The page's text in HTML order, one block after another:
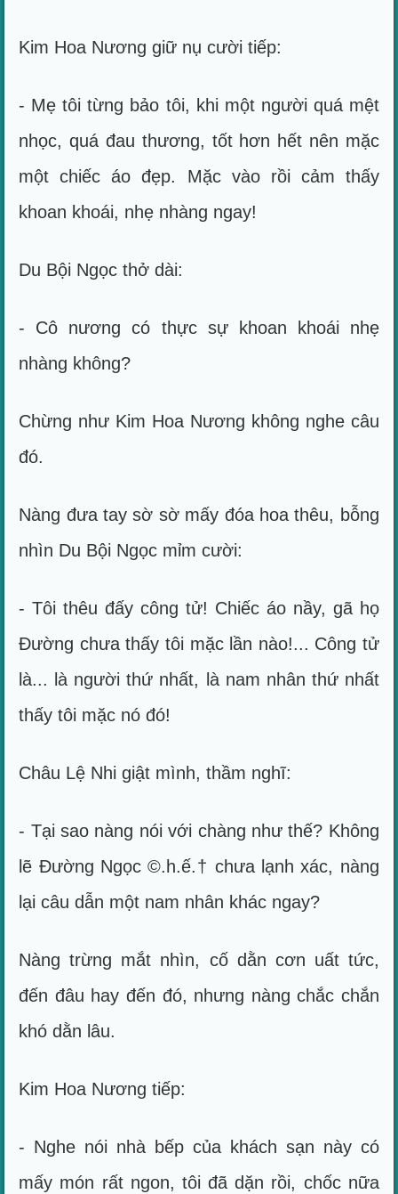
Kim Hoa Nương giữ nụ cười tiếp:
- Mẹ tôi từng bảo tôi, khi một người quá mệt
nhọc, quá đau thương, tốt hơn hết nên mặc
một chiếc áo đẹp. Mặc vào rồi cảm thấy
khoan khoái, nhẹ nhàng ngay!
Du Bội Ngọc thở dài:
- Cô nương có thực sự khoan khoái nhẹ
nhàng không?
Chừng như Kim Hoa Nương không nghe câu
đó.
Nàng đưa tay sờ sờ mấy đóa hoa thêu, bỗng
nhìn Du Bội Ngọc mỉm cười:
- Tôi thêu đấy công tử! Chiếc áo nầy, gã họ
Đường chưa thấy tôi mặc lần nào!... Công tử
là... là người thứ nhất, là nam nhân thứ nhất
thấy tôi mặc nó đó!
Châu Lệ Nhi giật mình, thầm nghĩ:
- Tại sao nàng nói với chàng như thế? Không
lẽ Đường Ngọc ©.h.ế.† chưa lạnh xác, nàng
lại câu dẫn một nam nhân khác ngay?
Nàng trừng mắt nhìn, cố dằn cơn uất tức,
đến đâu hay đến đó, nhưng nàng chắc chắn
khó dằn lâu.
Kim Hoa Nương tiếp:
- Nghe nói nhà bếp của khách sạn này có
mấy món rất ngon, tôi đã dặn rồi, chốc nữa